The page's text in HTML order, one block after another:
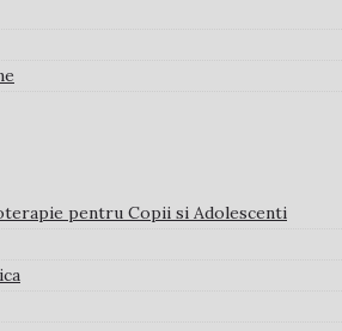
pentru Copii si Adolescenti